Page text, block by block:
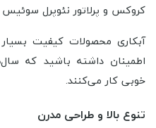
کروکس و پرلاتور نئوپرل
آبکاری محصولات کیفیت بسیار
اطمینان داشته باشید که
خوبی کار می‌کنند.
تنوع بالا و طراحی مدرن